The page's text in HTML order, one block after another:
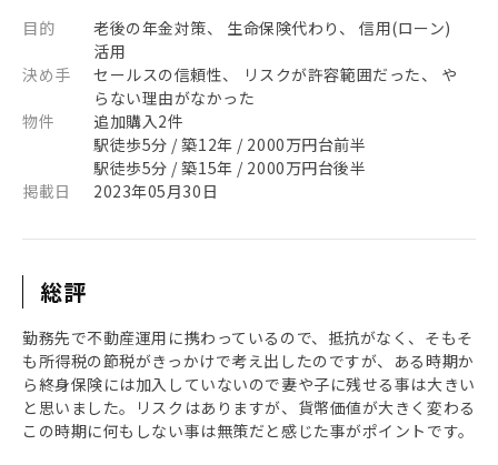
目的
老後の年金対策、 生命保険代わり、 信用(ローン)
活用
決め手
セールスの信頼性、 リスクが許容範囲だった、 や
らない理由がなかった
物件
追加購入2件
駅徒歩5分 / 築12年 / 2000万円台前半
駅徒歩5分 / 築15年 / 2000万円台後半
掲載日
2023年05月30日
総評
勤務先で不動産運用に携わっているので、抵抗がなく、そもそ
も所得税の節税がきっかけで考え出したのですが、ある時期か
ら終身保険には加入していないので妻や子に残せる事は大きい
と思いました。リスクはありますが、貨幣価値が大きく変わる
この時期に何もしない事は無策だと感じた事がポイントです。